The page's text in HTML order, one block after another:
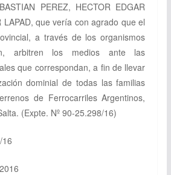
PEREZ, HECTOR EDGAR
LAPAD, que vería con agrado que el
a través de los organismos
arbitren los medios ante las
que correspondan, a fin de llevar
dominial de todas las familias
de Ferrocarriles Argentinos,
(Expte. Nº 90-25.298/16)
16